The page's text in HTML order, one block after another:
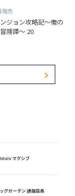
発売
ジョン攻略記～俺の
険譚～ 20
マグシブ
グガーデン 通販店長